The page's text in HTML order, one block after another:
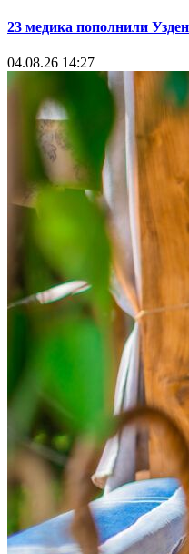
23 медика пополнили
04.08.26 14:27